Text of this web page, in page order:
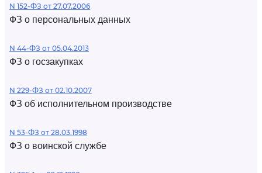
N 152-ФЗ от 27.07.2006
ФЗ о персональных данных
N 44-ФЗ от 05.04.2013
ФЗ о госзакупках
N 229-ФЗ от 02.10.2007
ФЗ об исполнительном производстве
N 53-ФЗ от 28.03.1998
ФЗ о воинской службе